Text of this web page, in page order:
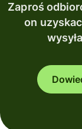
Zaproś
on